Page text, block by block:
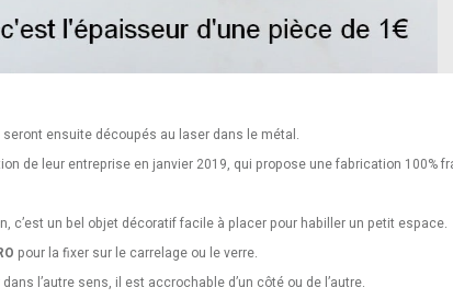
ensuite découpés au laser dans le métal.
de leur entreprise en janvier 2019, qui propose une fabrication 100%
c’est un bel objet décoratif facile à placer pour habiller un petit espace.
pour la fixer sur le carrelage ou le verre.
l’autre sens, il est accrochable d’un côté ou de l’autre.